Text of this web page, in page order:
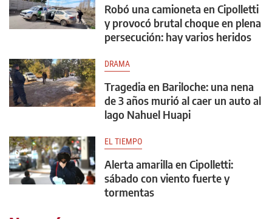
Robó una camioneta en Cipolletti
y provocó brutal choque en plena
persecución: hay varios heridos
DRAMA
Tragedia en Bariloche: una nena
de 3 años murió al caer un auto al
lago Nahuel Huapi
EL TIEMPO
Alerta amarilla en Cipolletti:
sábado con viento fuerte y
tormentas